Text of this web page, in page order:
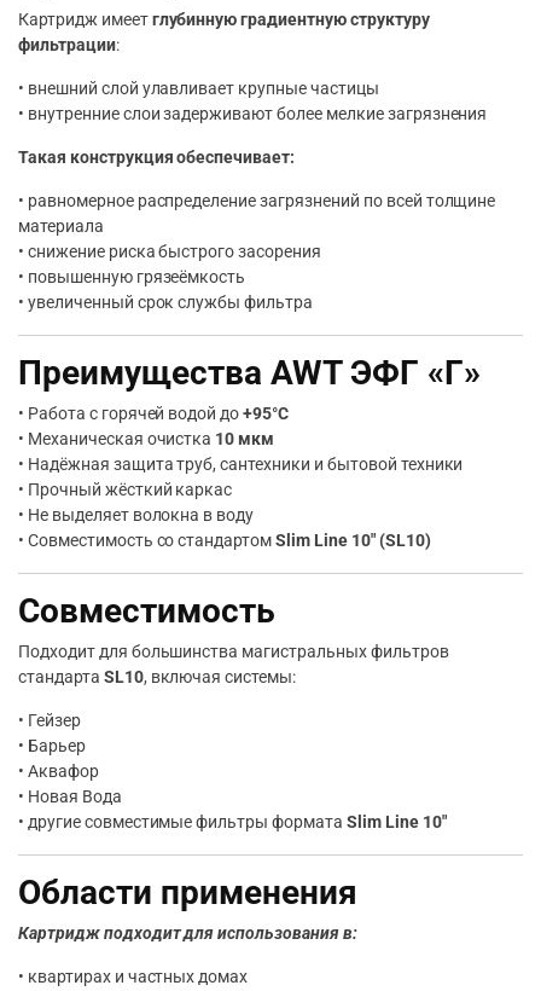
Картридж имеетглубинную градиентную структуру
фильтрации:
• внешний слой улавливает крупные частицы
• внутренние слои задерживают более мелкие загрязнения
Такая конструкция обеспечивает:
• равномерное распределение загрязнений по всей толщине
материала
• снижение риска быстрого засорения
• повышенную грязеёмкость
• увеличенный срок службы фильтра
Преимущества AWT ЭФГ «Г»
• Работа с горячей водой до+95°C
• Механическая очистка 10 мкм
• Надёжная защита труб, сантехники и бытовой техники
• Прочный жёсткий каркас
• Не выделяет волокна в воду
• Совместимость со стандартомSlim Line 10″ (SL10)
Совместимость
Подходит для большинства магистральных фильтров
стандарта SL10, включая системы:
• Гейзер
• Барьер
• Аквафор
• Новая Вода
• другие совместимые фильтры формата Slim Line 10″
Области применения
Картридж подходит для использования в:
• квартирах и частных домах